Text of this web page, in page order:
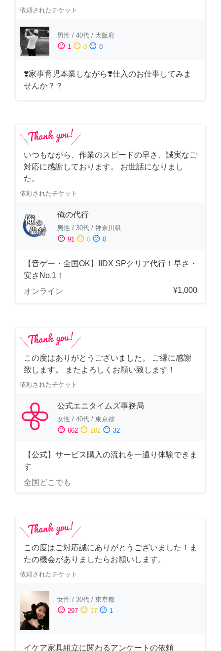
依頼されたチケット
男性 / 40代 / 大阪府
sentiment_satisfied 1 sentiment_neutral 0 sentiment_dissatisfied 0
❣️家事育児本業しながら❣️仕入のお仕事してみま
せんか？？
いつもながら、作業のスピードの早さ、誠実なご
対応に感謝しております。 お世話になりまし
た。
依頼されたチケット
俺の代行
男性 / 30代 / 神奈川県
sentiment_satisfied 91 sentiment_neutral 0 sentiment_dissatisfied 0
【音ゲー・全国OK】IIDX SPクリア代行！早さ・
安さNo.1！
オンライン
¥1,000
この度はありがとうございました。 ご縁に感謝
致します。 またよろしくお願い致します！
依頼されたチケット
公式エニタイムズ事務局
女性 / 40代 / 東京都
sentiment_satisfied 662 sentiment_neutral 202 sentiment_dissatisfied 32
【公式】サービス購入の流れを一通り体験できま
す
全国どこでも
この度はご対応誠にありがとうございました！ま
たの機会がありましたらお願いします。
依頼されたチケット
女性 / 30代 / 東京都
sentiment_satisfied 297 sentiment_neutral 17 sentiment_dissatisfied 1
イケア家具組立に関わるアンケートの依頼